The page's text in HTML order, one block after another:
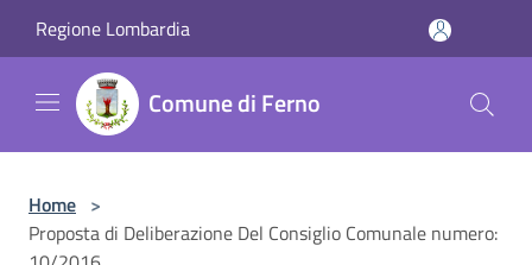
Regione Lombardia
Comune di Ferno
Home >
Proposta di Deliberazione Del Consiglio Comunale numero: